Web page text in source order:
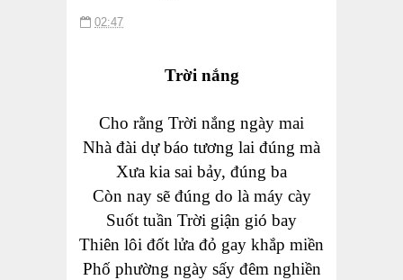
02:47
Trời nắng
Cho rằng Trời nắng ngày mai
Nhà đài dự báo tương lai đúng mà
Xưa kia sai bảy, đúng ba
Còn nay sẽ đúng do là máy cày
Suốt tuần Trời giận gió bay
Thiên lôi đốt lửa đỏ gay khắp miền
Phố phường ngày sấy đêm nghiền